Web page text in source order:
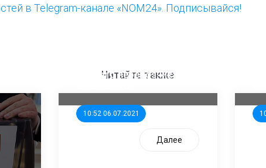
в Telegram-канале «NOM24». Подписывайся!
Читайте также
10:52 06.07.2021
единого перевозчика для
Далее